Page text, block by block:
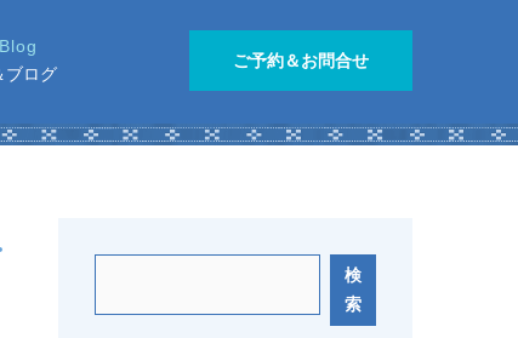
ブログ
ご予約＆お問合せ
検
索